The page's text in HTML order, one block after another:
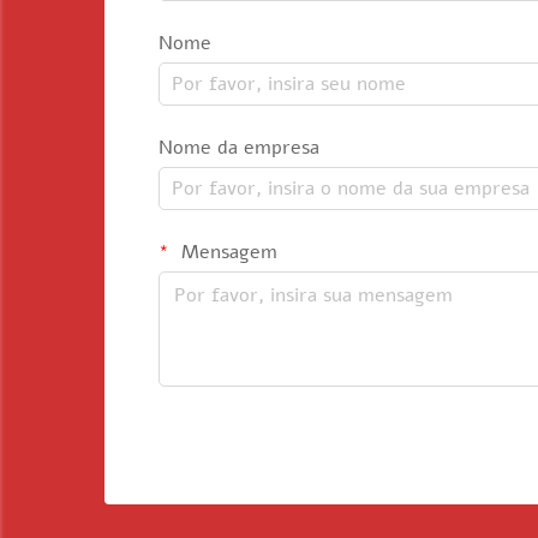
Nome
Nome da empresa
Mensagem